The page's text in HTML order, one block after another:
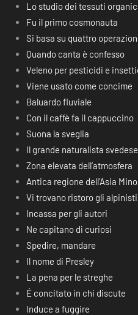
Lo studio dei tessuti
Fu il primo cosmonauta
Si basa su quattro
Quando canta è confesso
Veleno per pesticidi e
Viene usato come concime
Baluardo fluviale
Con il caffè fa il cappuccino
Suona la sveglia
Il grande naturalista svedese
Zona elevata dell’atmosfera
Antica regione dell’Asia
Vi trovano ristoro gli alpinisti
Incassa per gli autori
Ne capitano di curiosi
Spedire, mandare
Il nome di Presley
La pena per le streghe
É concitato in chi discute
Induce a fuggire